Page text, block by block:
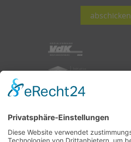
abschicken